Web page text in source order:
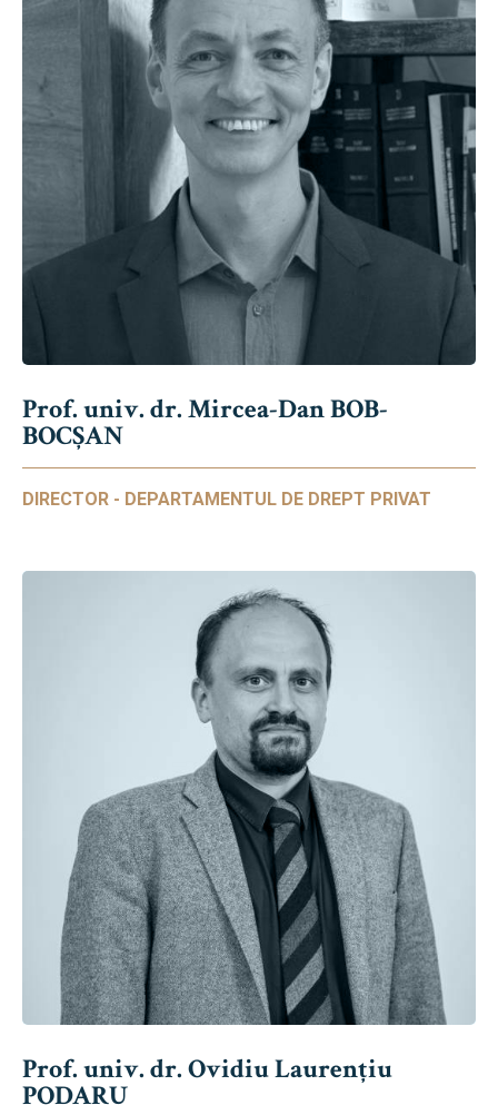
Prof. univ. dr. Mircea-Dan BOB-
BOCȘAN
DIRECTOR - DEPARTAMENTUL DE DREPT PRIVAT
Prof. univ. dr. Ovidiu Laurențiu
PODARU